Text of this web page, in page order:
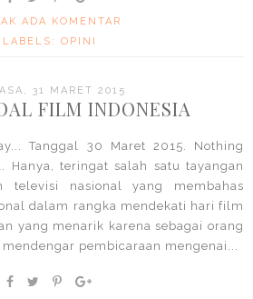
ADA KOMENTAR
LABELS: OPINI
31 MARET 2015
FILM INDONESIA
Tanggal 30 Maret 2015. Nothing
Hanya, teringat salah satu tayangan
televisi nasional yang membahas
dalam rangka mendekati hari film
yang menarik karena sebagai orang
pembicaraan mengenai...